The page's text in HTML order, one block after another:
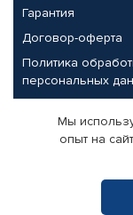
Гарантия
Договор-оферта
Политика
персональных
Партнерам
Корпоративным
Поставщикам
Мы
опыт на